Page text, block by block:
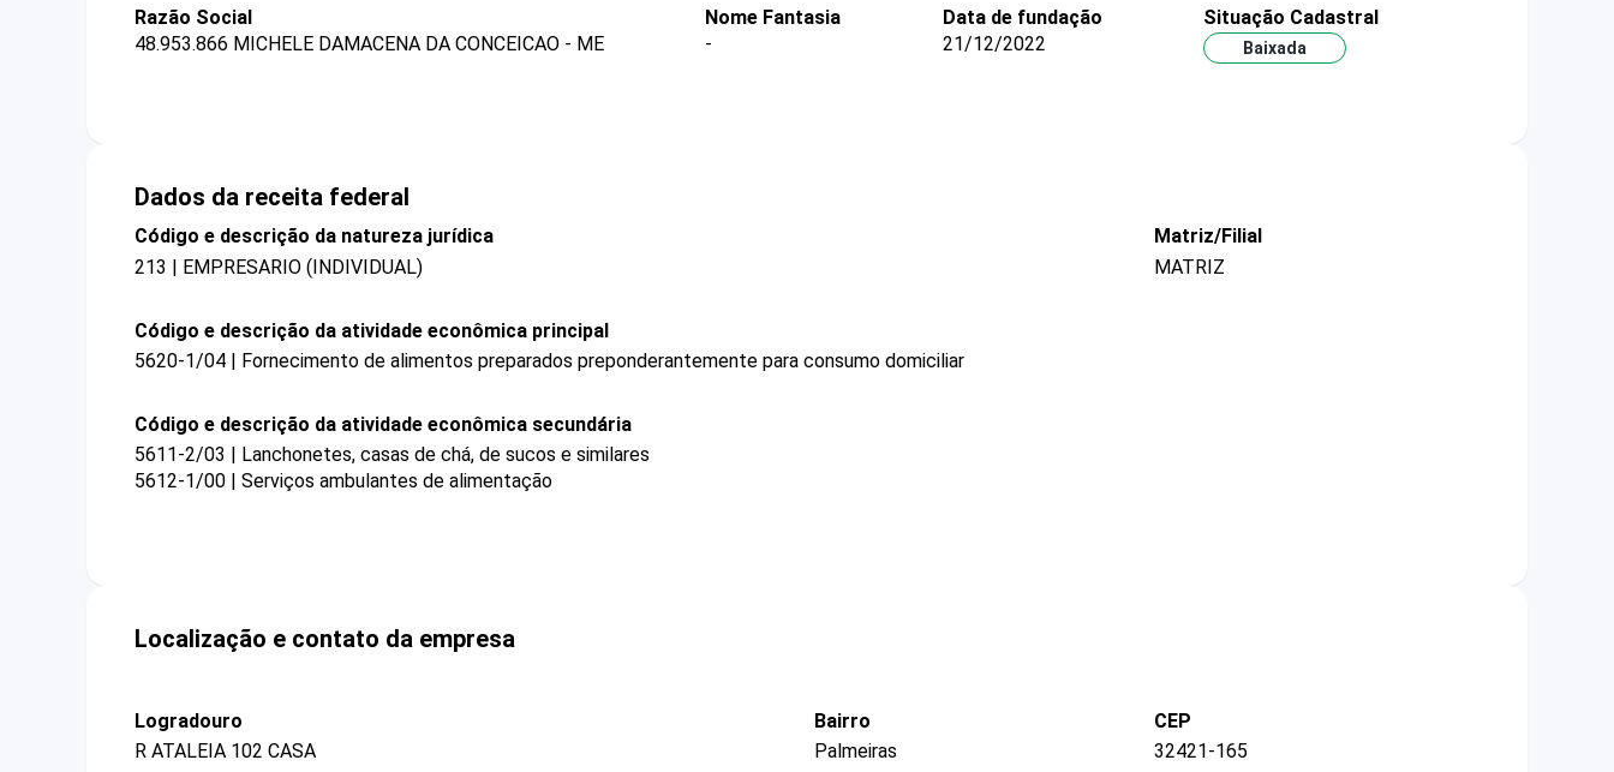
Razão Social
48.953.866 MICHELE DAMACENA DA CONCEICAO - ME
Nome Fantasia
-
Data de fundação
21/12/2022
Situação Cadastral
Baixada
Dados da receita federal
Código e descrição da natureza jurídica
213 | EMPRESARIO (INDIVIDUAL)
Matriz/Filial
MATRIZ
Código e descrição da atividade econômica principal
5620-1/04 | Fornecimento de alimentos preparados preponderantemente para consumo domiciliar
Código e descrição da atividade econômica secundária
5611-2/03 | Lanchonetes, casas de chá, de sucos e similares
5612-1/00 | Serviços ambulantes de alimentação
Localização e contato da empresa
Logradouro
R ATALEIA 102 CASA
Bairro
Palmeiras
CEP
32421-165